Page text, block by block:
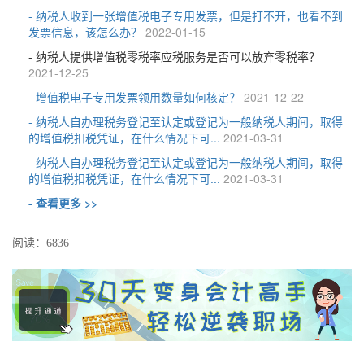
- 纳税人收到一张增值税电子专用发票，但是打不开，也看不到
发票信息，该怎么办？ 2022-01-15
- 纳税人提供增值税零税率应税服务是否可以放弃零税率？
2021-12-25
- 增值税电子专用发票领用数量如何核定？ 2021-12-22
- 纳税人自办理税务登记至认定或登记为一般纳税人期间，取得
的增值税扣税凭证，在什么情况下可... 2021-03-31
- 纳税人自办理税务登记至认定或登记为一般纳税人期间，取得
的增值税扣税凭证，在什么情况下可... 2021-03-31
- 查看更多 >>
阅读：6836